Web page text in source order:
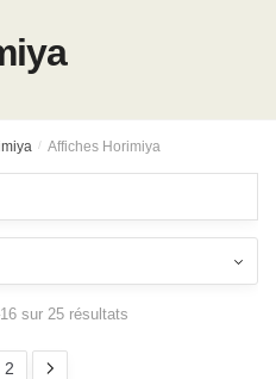
/ Affiches Horimiya
sur 25 résultats
2